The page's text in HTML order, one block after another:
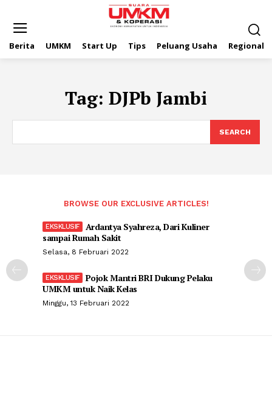
Berita UMKM Start Up Tips Peluang Usaha Regional
Tag: DJPb Jambi
SEARCH
BROWSE OUR EXCLUSIVE ARTICLES!
Ardantya Syahreza, Dari Kuliner
sampai Rumah Sakit
Selasa, 8 Februari 2022
Pojok Mantri BRI Dukung Pelaku
UMKM untuk Naik Kelas
Minggu, 13 Februari 2022